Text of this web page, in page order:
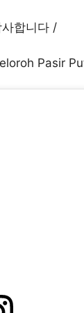
합니다 /
Pasir